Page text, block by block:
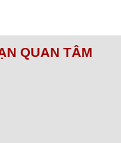
QUAN TÂM